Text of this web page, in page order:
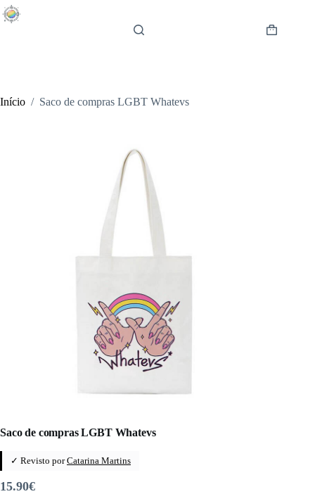
Pular
para
Carrinho
Início / Saco de compras LGBT Whatevs
Saco de compras LGBT Whatevs
✓ Revisto porCatarina Martins
15.90€